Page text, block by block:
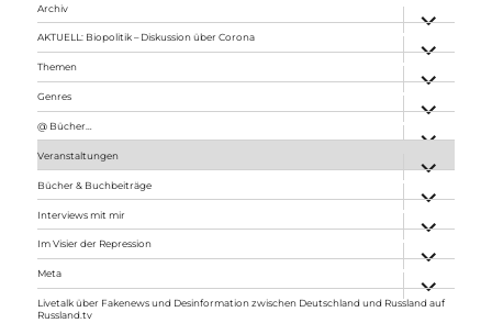
Archiv
anzeigen
AKTUELL: Biopolitik – Diskussion über Corona
anzeigen
Themen
anzeigen
Genres
anzeigen
@ Bücher…
Veranstaltungen
anzeigen
Bücher & Buchbeiträge
anzeigen
Interviews mit mir
anzeigen
Im Visier der Repression
anzeigen
Meta
anzeigen
Livetalk über Fakenews und Desinformation zwischen Deutschland und Russland auf
Russland.tv